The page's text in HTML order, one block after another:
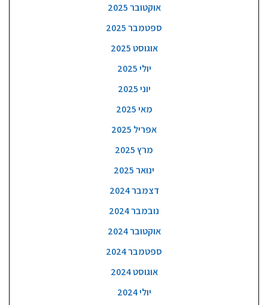
אוקטובר 2025
ספטמבר 2025
אוגוסט 2025
יולי 2025
יוני 2025
מאי 2025
אפריל 2025
מרץ 2025
ינואר 2025
דצמבר 2024
נובמבר 2024
אוקטובר 2024
ספטמבר 2024
אוגוסט 2024
יולי 2024